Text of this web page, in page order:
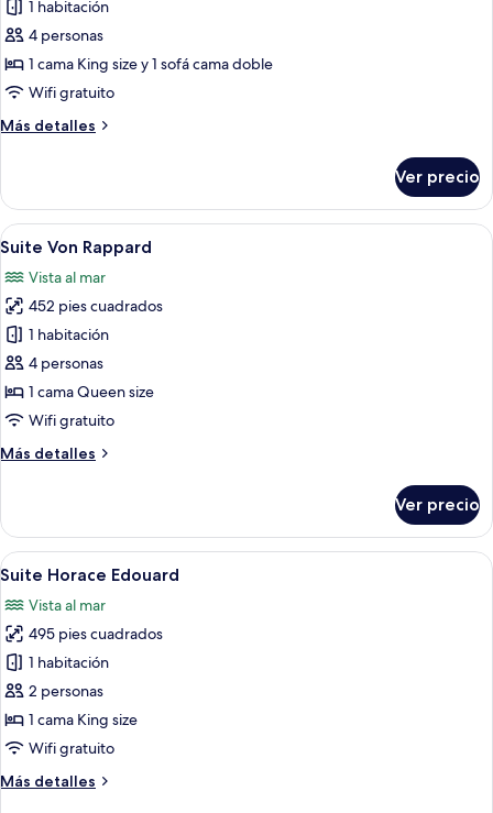
de
Suite
Davinet
1 habitación
4 personas
1 cama King size y 1 sofá cama doble
Wifi gratuito
Más detalles
Más
Davinet
Ver precio
Abrir
todas
las
fotos
de
Suite
Von
Rappard
Un dormitorio con una cama
4
Suite Von Rappard
Vista al mar
452 pies cuadrados
1 habitación
4 personas
1 cama Queen size
Wifi gratuito
Más detalles
Más
Von
Rappard
Ver precio
Abrir
todas
las
fotos
de
Suite
Horace
Edouard
Habitación de hotel con cama, una
3
Suite Horace Edouard
Vista al mar
495 pies cuadrados
1 habitación
2 personas
1 cama King size
Wifi gratuito
Más detalles
Más